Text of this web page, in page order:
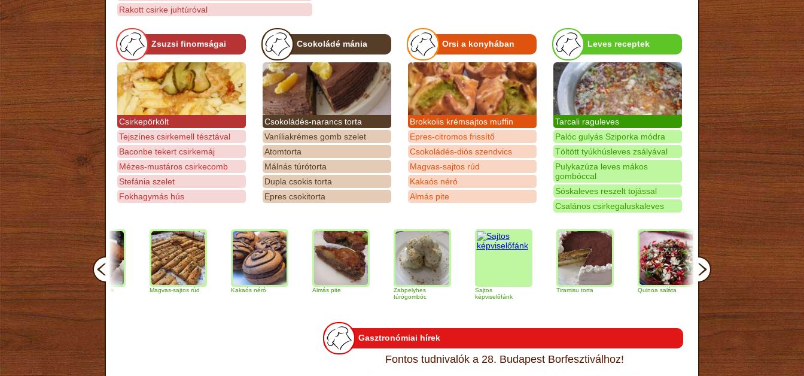
Rakott csirke juhtúróval
Zsuzsi finomságai
Csirkepörkölt
Tejszínes csirkemell tésztával
Baconbe tekert csirkemáj
Mézes-mustáros csirkecomb
Stefánia szelet
Fokhagymás hús
Csokoládé mánia
Csokoládés-narancs torta
Vaníliakrémes gomb szelet
Atomtorta
Málnás túrótorta
Dupla csokis torta
Epres csokitorta
Orsi a konyhában
Brokkolis krémsajtos muffin
Epres-citromos frissítő
Csokoládés-diós szendvics
Magvas-sajtos rúd
Kakaós néró
Almás pite
Leves receptek
Tarcali raguleves
Palóc gulyás Sziporka módra
Töltött tyúkhúsleves zsályával
Pulykazúza leves mákos
gombóccal
Sóskaleves reszelt tojással
Csalános csirkegaluskaleves
Csokoládés-diós
szendvics
Magvas-sajtos rúd Kakaós néró Almás pite
Zabpelyhes
túrógombóc
képviselőfánk
Tiramisu torta Quinoa saláta Mandulás kifli
narancs
Gasztronómiai hírek
Fontos tudnivalók a 28. Budapest Borfesztiválhoz!